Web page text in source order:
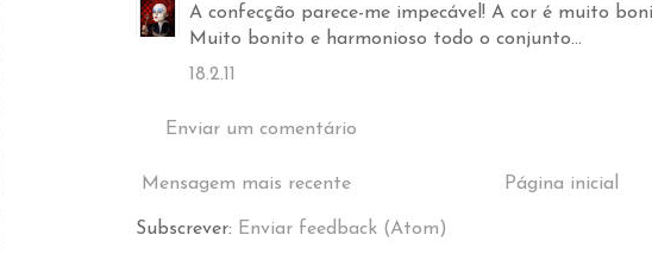
A confecção parece-me impecável! A cor é muito
Muito bonito e harmonioso todo o conjunto...
18.2.11
Enviar um comentário
Mensagem mais recente Página inicial
Subscrever: Enviar feedback (Atom)